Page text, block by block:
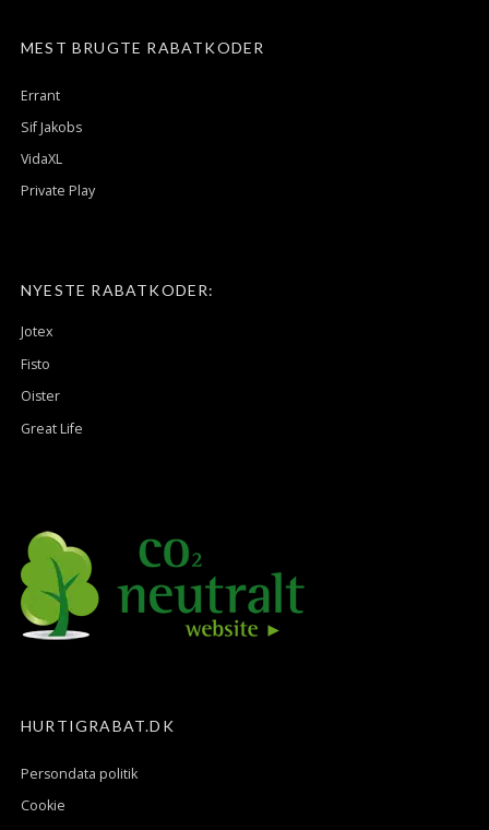
MEST BRUGTE RABATKODER
Errant
Sif Jakobs
VidaXL
Private Play
NYESTE RABATKODER:
Jotex
Fisto
Oister
Great Life
HURTIGRABAT.DK
Persondata politik
Cookie